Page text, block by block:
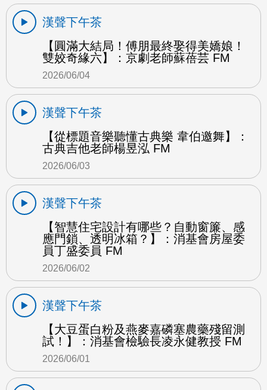
漢聲下午茶
【圓滿大結局！傅朋最終娶得美嬌娘！
雙姣奇緣六】：京劇老師蘇蓓芸 FM
2026/06/04
漢聲下午茶
【從標題音樂聽懂古典樂 韋伯邀舞】：
古典吉他老師楊昱泓 FM
2026/06/03
漢聲下午茶
【智慧住宅設計有哪些？自動窗簾、感
應門鎖、透明冰箱？】：消基會房屋委
員丁盛委員 FM
2026/06/02
漢聲下午茶
【大豆蛋白粉及燕麥嘉磷塞農藥殘留測
試！】：消基會檢驗長凌永健教授 FM
2026/06/01